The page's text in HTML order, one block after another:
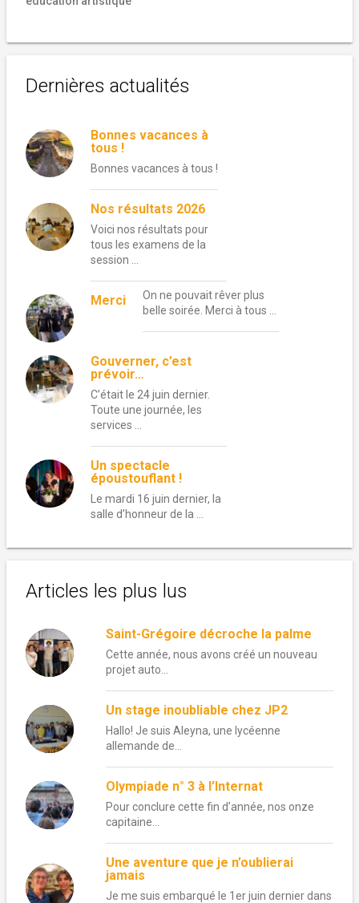
Dernières actualités
Bonnes vacances à
tous !
Bonnes vacances à tous !
Nos résultats 2026
Voici nos résultats pour
tous les examens de la
session …
Merci
On ne pouvait rêver plus
belle soirée. Merci à tous …
Gouverner, c’est
prévoir…
C’était le 24 juin dernier.
Toute une journée, les
services …
Un spectacle
époustouflant !
Le mardi 16 juin dernier, la
salle d’honneur de la …
Articles les plus lus
Saint-Grégoire décroche la palme
Cette année, nous avons créé un nouveau
projet auto...
Un stage inoubliable chez JP2
Hallo! Je suis Aleyna, une lycéenne
allemande de...
Olympiade n° 3 à l’Internat
Pour conclure cette fin d’année, nos onze
capitaine...
Une aventure que je n’oublierai
jamais
Je me suis embarqué le 1er juin dernier dans